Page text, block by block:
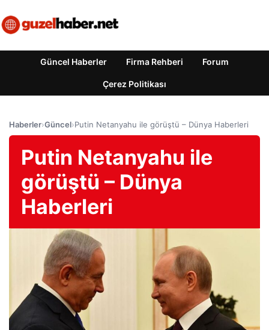
Güncel Haberler Firma Rehberi Forum
Çerez Politikası
Haberler›Güncel›Putin Netanyahu ile görüştü – Dünya Haberleri
Putin Netanyahu ile
görüştü – Dünya
Haberleri